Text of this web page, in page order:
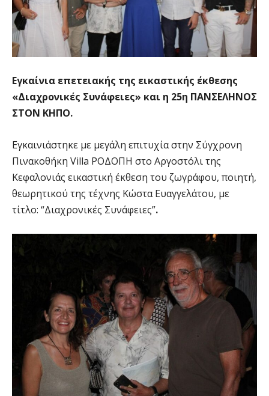
Εγκαίνια επετειακής της εικαστικής έκθεσης
«Διαχρονικές Συνάφειες» και η 25η ΠΑΝΣΕΛΗΝΟΣ
ΣΤΟΝ ΚΗΠΟ.
Εγκαινιάστηκε με μεγάλη επιτυχία στην Σύγχρονη
Πινακοθήκη Villa ΡΟΔΟΠΗ στο Αργοστόλι της
Κεφαλονιάς εικαστική έκθεση του ζωγράφου, ποιητή,
θεωρητικού της τέχνης Κώστα Ευαγγελάτου, με
τίτλο: “Διαχρονικές Συνάφειες”.